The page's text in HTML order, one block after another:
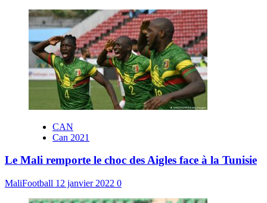
CAN
Can 2021
Le Mali remporte le choc des Aigles face à la Tunisie
MaliFootball 12 janvier 2022 0